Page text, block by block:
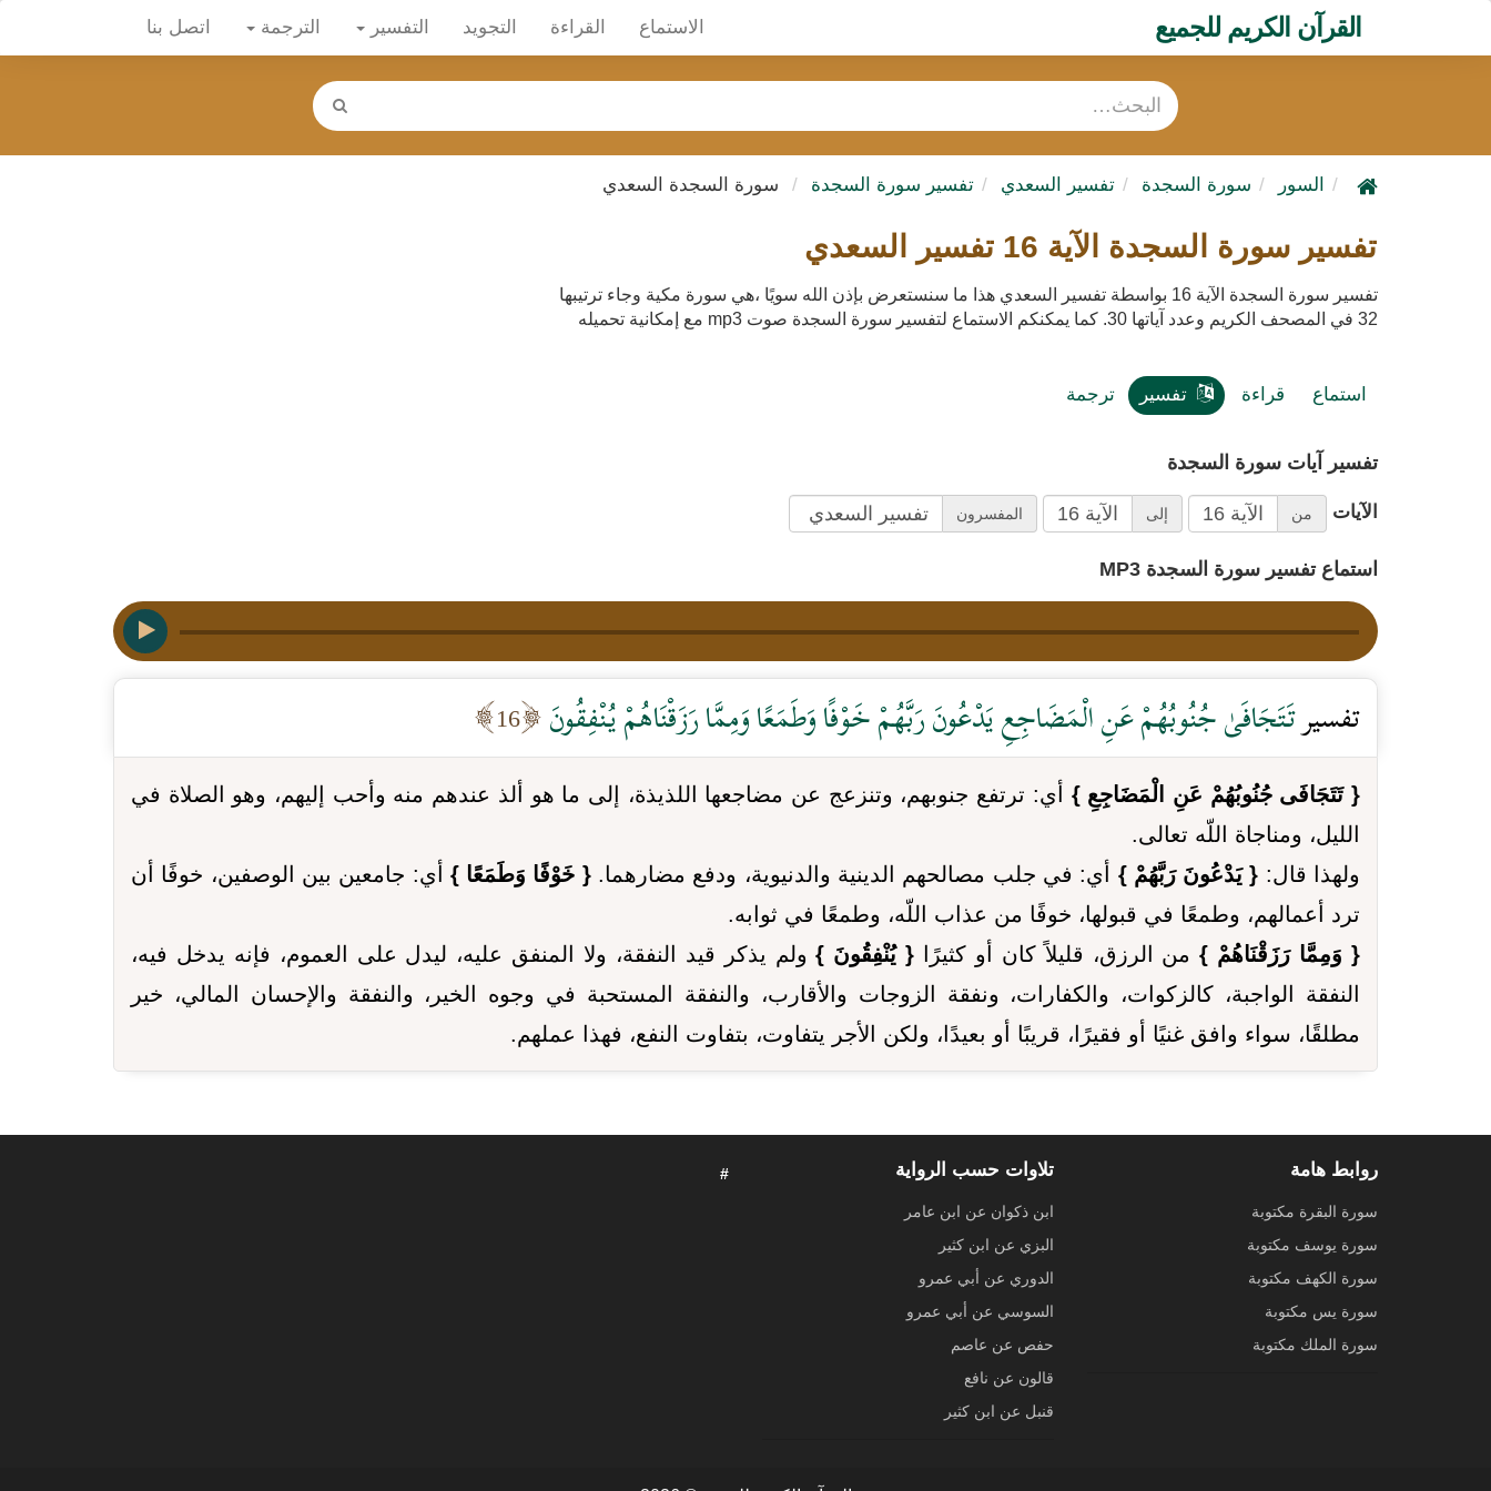
القرآن الكريم للجميع الاستماع القراءة التجويد التفسير الترجمة اتصل بنا
السور سورة السجدة تفسير السعدي تفسير سورة السجدة سورة السجدة السعدي
تفسير سورة السجدة الآية 16 تفسير السعدي
تفسير سورة السجدة الآية 16 بواسطة تفسير السعدي هذا ما سنستعرض بإذن الله سويًا ،هي سورة مكية وجاء ترتيبها
32 في المصحف الكريم وعدد آياتها 30. كما يمكنكم الاستماع لتفسير سورة السجدة صوت mp3 مع إمكانية تحميله
استماع قراءة تفسير ترجمة
تفسير آيات سورة السجدة
الآيات من إلى المفسرون
استماع تفسير سورة السجدة MP3
تفسير تَتَجَافَىٰ جُنُوبُهُمْ عَنِ الْمَضَاجِعِ يَدْعُونَ رَبَّهُمْ خَوْفًا وَطَمَعًا وَمِمَّا رَزَقْنَاهُمْ يُنْفِقُونَ 16
{ تَتَجَافَى جُنُوبُهُمْ عَنِ الْمَضَاجِعِ } أي: ترتفع جنوبهم، وتنزعج عن مضاجعها اللذيذة، إلى ما هو ألذ عندهم منه وأحب إليهم، وهو الصلاة في
الليل، ومناجاة اللّه تعالى.
ولهذا قال: { يَدْعُونَ رَبَّهُمْ } أي: في جلب مصالحهم الدينية والدنيوية، ودفع مضارهما.{ خَوْفًا وَطَمَعًا } أي: جامعين بين الوصفين، خوفًا أن
ترد أعمالهم، وطمعًا في قبولها، خوفًا من عذاب اللّه، وطمعًا في ثوابه.
{ وَمِمَّا رَزَقْنَاهُمْ }من الرزق، قليلاً كان أو كثيرًا { يُنْفِقُونَ }ولم يذكر قيد النفقة، ولا المنفق عليه، ليدل على العموم، فإنه يدخل فيه،
النفقة الواجبة، كالزكوات، والكفارات، ونفقة الزوجات والأقارب، والنفقة المستحبة في وجوه الخير، والنفقة والإحسان المالي، خير
مطلقًا، سواء وافق غنيًا أو فقيرًا، قريبًا أو بعيدًا، ولكن الأجر يتفاوت، بتفاوت النفع، فهذا عملهم.
روابط هامة
سورة البقرة مكتوبة
سورة يوسف مكتوبة
سورة الكهف مكتوبة
سورة يس مكتوبة
سورة الملك مكتوبة
تلاوات حسب الرواية
ابن ذكوان عن ابن عامر
البزي عن ابن كثير
الدوري عن أبي عمرو
السوسي عن أبي عمرو
حفص عن عاصم
قالون عن نافع
قنبل عن ابن كثير
#